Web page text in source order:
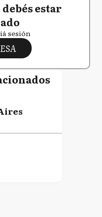
estar
sesión